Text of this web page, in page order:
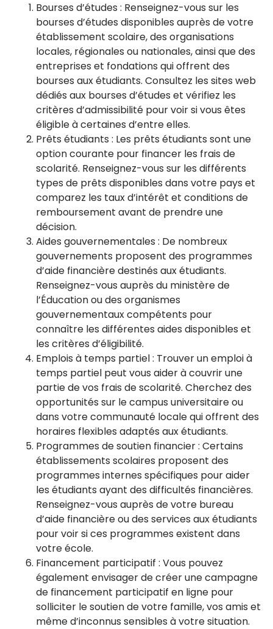
Bourses d’études : Renseignez-vous sur les
bourses d’études disponibles auprès de votre
établissement scolaire, des organisations
locales, régionales ou nationales, ainsi que des
entreprises et fondations qui offrent des
bourses aux étudiants. Consultez les sites web
dédiés aux bourses d’études et vérifiez les
critères d’admissibilité pour voir si vous êtes
éligible à certaines d’entre elles.
Prêts étudiants : Les prêts étudiants sont une
option courante pour financer les frais de
scolarité. Renseignez-vous sur les différents
types de prêts disponibles dans votre pays et
comparez les taux d’intérêt et conditions de
remboursement avant de prendre une
décision.
Aides gouvernementales : De nombreux
gouvernements proposent des programmes
d’aide financière destinés aux étudiants.
Renseignez-vous auprès du ministère de
l’Éducation ou des organismes
gouvernementaux compétents pour
connaître les différentes aides disponibles et
les critères d’éligibilité.
Emplois à temps partiel : Trouver un emploi à
temps partiel peut vous aider à couvrir une
partie de vos frais de scolarité. Cherchez des
opportunités sur le campus universitaire ou
dans votre communauté locale qui offrent des
horaires flexibles adaptés aux étudiants.
Programmes de soutien financier : Certains
établissements scolaires proposent des
programmes internes spécifiques pour aider
les étudiants ayant des difficultés financières.
Renseignez-vous auprès de votre bureau
d’aide financière ou des services aux étudiants
pour voir si ces programmes existent dans
votre école.
Financement participatif : Vous pouvez
également envisager de créer une campagne
de financement participatif en ligne pour
solliciter le soutien de votre famille, vos amis et
même d’inconnus sensibles à votre situation.